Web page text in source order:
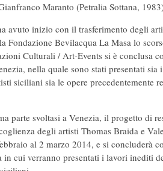
Maranto (Petralia Sottana,
avuto inizio con il trasferimento degli
Fondazione Bevilacqua La Masa lo
Culturali / Art-Events si è conclusa
nella quale sono stati presentati
siciliani sia le opere precedentemente
parte svoltasi a Venezia, il progetto di
degli artisti Thomas Braida e
al 2 marzo 2014, e si concluderà
in cui verranno presentati i lavori inediti